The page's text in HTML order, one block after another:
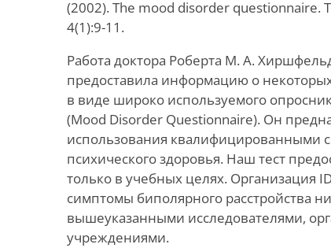
(2002). The mood disorder questionnaire.
4(1):9-11.
Работа доктора Роберта М. А.
предоставила информацию о
в виде широко используемого
(Mood Disorder Questionnaire). Он
использования квалифицированными
психического здоровья. Наш тест
только в учебных целях. Организация
симптомы биполярного расстройства
вышеуказанными исследователями,
учреждениями.